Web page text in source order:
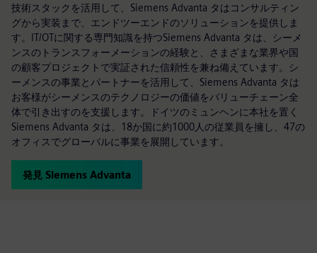
技術スタックを活用して、Siemens Advanta タはコンサルティン
グから実装まで、エンドツーエンドのソリューションを提供しま
す。IT/OTに関する専門知識を持つSiemens Advanta タは、シーメ
ンスのトランスフォーメーションの経験と、さまざまな業界や国
の顧客プロジェクトで実証された信頼性を兼ね備えています。シ
ーメンスの事業とパートナーを活用して、Siemens Advanta タは
お客様がシーメンスのテクノロジーの価値をバリューチェーン全
体で引き出すのを支援します。ドイツのミュンヘンに本社を置く
Siemens Advanta タは、18か国に約1000人の従業員を擁し、47の
オフィスでグローバルに事業を展開しています。
発見 Siemens Advanta